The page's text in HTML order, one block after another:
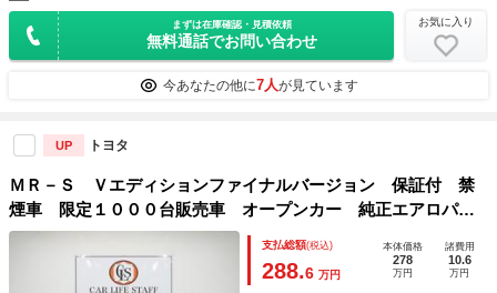
まずは在庫確認・見積依頼
無料通話でお問い合わせ
お気に入り
今あなたの他に7人が見ています
UP トヨタ
ＭＲ－Ｓ Ｖエディションファイナルバージョン 保証付 禁
煙車 限定１０００台販売車 オープンカー 純正エアロパー
ツ（Ｆ／Ｓ／Ｒ） リアスポイラー ブラック幌 専用１６イ
ンチアルミホイール 赤レザーシート ヘリカリＬＳＤ 専用
チタン調シルバー加飾
支払総額(税込)
288.6 万円
本体価格
278
万円
諸費用
10.6
万円